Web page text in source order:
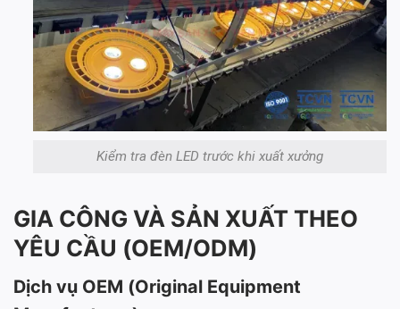
Kiểm tra đèn LED trước khi xuất xưởng
GIA CÔNG VÀ SẢN XUẤT THEO
YÊU CẦU (OEM/ODM)
Dịch vụ OEM (Original Equipment